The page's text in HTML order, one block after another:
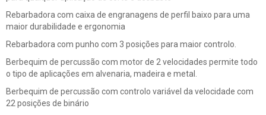
Rebarbadora com caixa de engranagens de perfil baixo para uma
maior durabilidade e ergonomia
Rebarbadora com punho com 3 posições para maior controlo.
Berbequim de percussão com motor de 2 velocidades permite todo
o tipo de aplicações em alvenaria, madeira e metal.
Berbequim de percussão com controlo variável da velocidade com
22 posições de binário